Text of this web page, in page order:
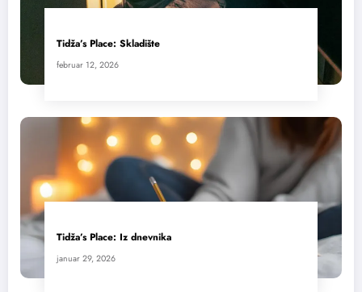
Tidža’s Place: Skladište
februar 12, 2026
Tidža’s Place: Iz dnevnika
januar 29, 2026